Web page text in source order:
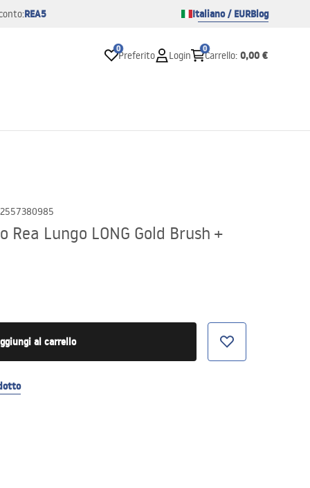
REA5 Italiano / EURBlog
0
Preferito Login
0
Carrello: 0,00 €
Lungo LONG Gold Brush +
al carrello